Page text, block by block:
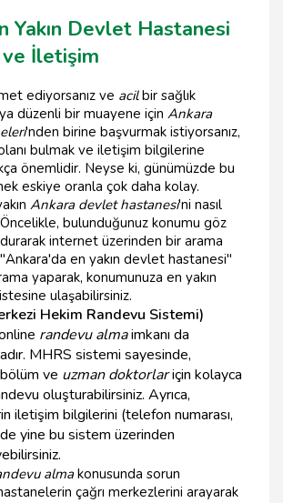
Yakın Devlet Hastanesi
İletişim
ediyorsanız ve acilbir sağlık
düzenli bir muayene için Ankara
'nden birine başvurmak istiyorsanız,
bulmak ve iletişim bilgilerine
önemlidir. Neyse ki, günümüzde bu
eskiye oranla çok daha kolay.
Ankara devlet hastanesi'ni nasıl
bulunduğunuz konumu göz
internet üzerinden bir arama
en yakın devlet hastanesi"
yaparak, konumunuza en yakın
ulaşabilirsiniz.
Hekim Randevu Sistemi)
randevu almaimkanı da
MHRS sistemi sayesinde,
ve uzman doktorlariçin kolayca
oluşturabilirsiniz. Ayrıca,
iletişim bilgilerini (telefon numarası,
yine bu sistem üzerinden
almakonusunda sorun
çağrı merkezlerini arayarak